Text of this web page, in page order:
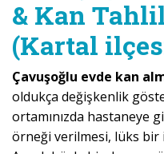
& Kan
(Kartal
Çavuşoğlu evde kan
oldukça değişkenlik
ortamınızda hastaneye
örneği verilmesi, lüks